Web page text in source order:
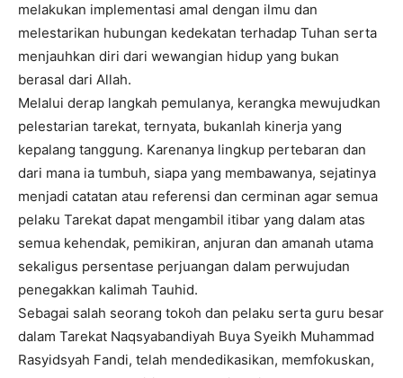
melakukan implementasi amal dengan ilmu dan
melestarikan hubungan kedekatan terhadap Tuhan serta
menjauhkan diri dari wewangian hidup yang bukan
berasal dari Allah.
Melalui derap langkah pemulanya, kerangka mewujudkan
pelestarian tarekat, ternyata, bukanlah kinerja yang
kepalang tanggung. Karenanya lingkup pertebaran dan
dari mana ia tumbuh, siapa yang membawanya, sejatinya
menjadi catatan atau referensi dan cerminan agar semua
pelaku Tarekat dapat mengambil itibar yang dalam atas
semua kehendak, pemikiran, anjuran dan amanah utama
sekaligus persentase perjuangan dalam perwujudan
penegakkan kalimah Tauhid.
Sebagai salah seorang tokoh dan pelaku serta guru besar
dalam Tarekat Naqsyabandiyah Buya Syeikh Muhammad
Rasyidsyah Fandi, telah mendedikasikan, memfokuskan,